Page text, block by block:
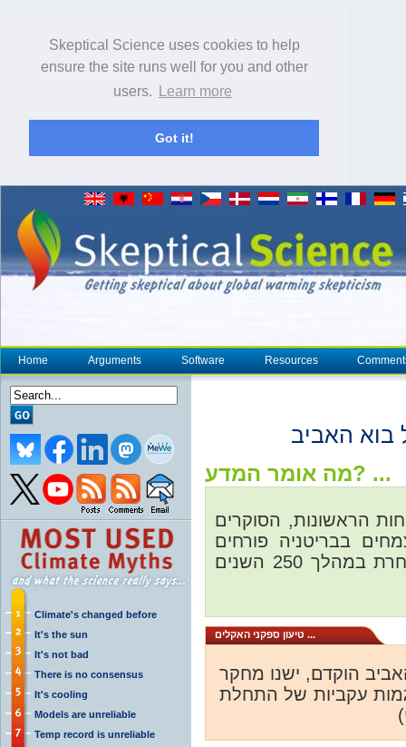
Skeptical Science uses cookies to help
ensure the site runs well for you and other
users.
Learn more
Got it!
Home Arguments Software Resources
Climate's changed before
It's the sun
It's not bad
There is no consensus
It's cooling
Models are unreliable
Temp record is unreliable
מה אומר המדע? ...
תיעודי הפריחות הראשונות, הסוקרים
בבריטניה פורחים
מוקדם יותר כעת מאשר בכל תקופה אחרת במהלך 250 השנים
טיעון ספקני האקלים ...
הוקדם, ישנו מחקר
עקביות של התחלת